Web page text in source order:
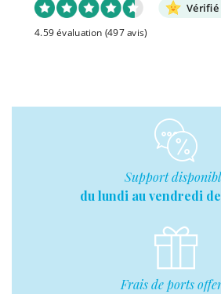
4.59 évaluation (497 avis)
Support
du lundi au vendredi de
Frais de ports